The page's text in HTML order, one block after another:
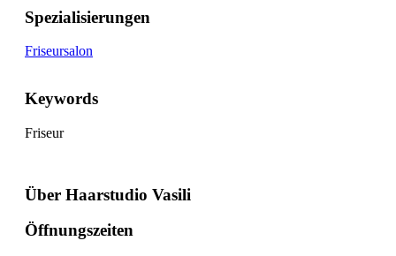
Spezialisierungen
Friseursalon
Keywords
Friseur
Über Haarstudio Vasili
Öffnungszeiten